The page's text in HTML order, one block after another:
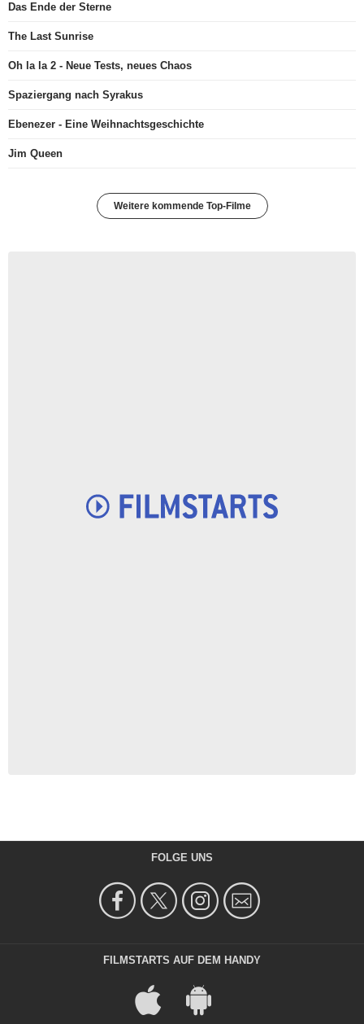
Das Ende der Sterne
The Last Sunrise
Oh la la 2 - Neue Tests, neues Chaos
Spaziergang nach Syrakus
Ebenezer - Eine Weihnachtsgeschichte
Jim Queen
Weitere kommende Top-Filme
FOLGE UNS
FILMSTARTS AUF DEM HANDY